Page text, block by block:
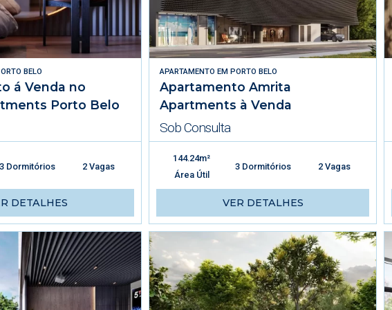
BELO
á Venda no
Porto Belo
3 Dormitórios 2 Vagas
DETALHES
APARTAMENTO EMPORTO BELO
Apartamento Amrita
Apartments à Venda
Sob Consulta
144.24m²
Área Útil
3 Dormitórios 2 Vagas
VER DETALHES